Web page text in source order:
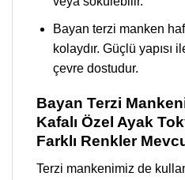
Bayan terzi manken
kolaydır. Güçlü yapısı
çevre dostudur.
Bayan Terzi
Kafalı Özel Ayak
Farklı Renkler
Terzi mankenimiz de